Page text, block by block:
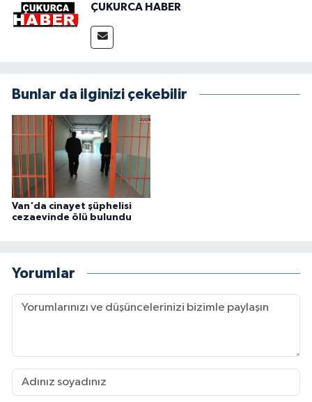
ÇUKURCA HABER
Bunlar da ilginizi çekebilir
Van'da cinayet şüphelisi
cezaevinde ölü bulundu
Yorumlar